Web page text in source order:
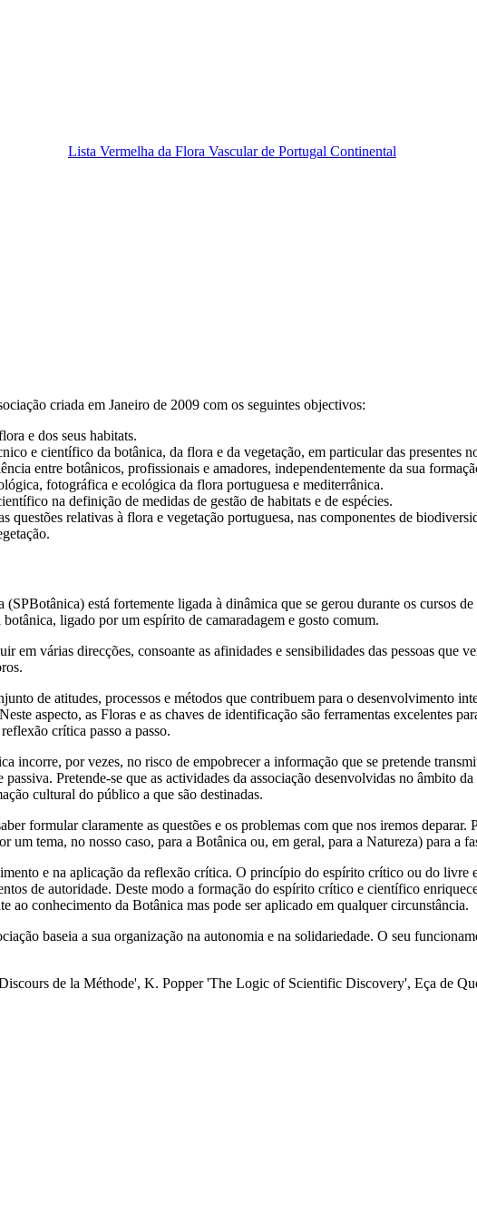
Lista Vermelha da Flora Vascular de Portugal Continental
criada em Janeiro de 2009 com os seguintes objectivos:
e dos seus habitats.
e científico da botânica, da flora e da vegetação, em particular das presentes
entre botânicos, profissionais e amadores, independentemente da sua
fotográfica e ecológica da flora portuguesa e mediterrânica.
na definição de medidas de gestão de habitats e de espécies.
questões relativas à flora e vegetação portuguesa, nas componentes de
está fortemente ligada à dinâmica que se gerou durante os cursos
botânica, ligado por um espírito de camaradagem e gosto comum.
em várias direcções, consoante as afinidades e sensibilidades das pessoas que
de atitudes, processos e métodos que contribuem para o desenvolvimento
aspecto, as Floras e as chaves de identificação são ferramentas excelentes
crítica passo a passo.
incorre, por vezes, no risco de empobrecer a informação que se pretende
Pretende-se que as actividades da associação desenvolvidas no âmbito
cultural do público a que são destinadas.
formular claramente as questões e os problemas com que nos iremos
um tema, no nosso caso, para a Botânica ou, em geral, para a Natureza) para
e na aplicação da reflexão crítica. O princípio do espírito crítico ou do livre
de autoridade. Deste modo a formação do espírito crítico e científico
ao conhecimento da Botânica mas pode ser aplicado em qualquer circunstância.
baseia a sua organização na autonomia e na solidariedade. O seu
de la Méthode', K. Popper 'The Logic of Scientific Discovery', Eça de